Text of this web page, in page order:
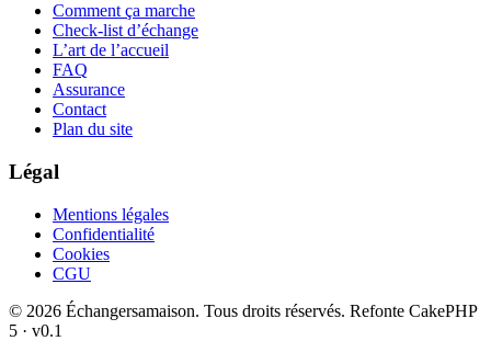
Comment ça marche
Check-list d’échange
L’art de l’accueil
FAQ
Assurance
Contact
Plan du site
Légal
Mentions légales
Confidentialité
Cookies
CGU
© 2026 Échangersamaison. Tous droits réservés. Refonte CakePHP
5 · v0.1